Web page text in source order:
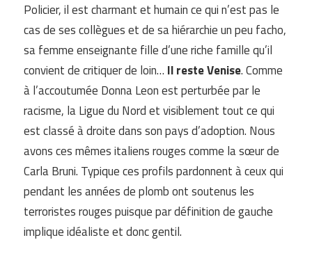
Policier, il est charmant et humain ce qui n’est pas le
cas de ses collègues et de sa hiérarchie un peu facho,
sa femme enseignante fille d’une riche famille qu’il
convient de critiquer de loin… Il reste Venise. Comme
à l’accoutumée Donna Leon est perturbée par le
racisme, la Ligue du Nord et visiblement tout ce qui
est classé à droite dans son pays d’adoption. Nous
avons ces mêmes italiens rouges comme la sœur de
Carla Bruni. Typique ces profils pardonnent à ceux qui
pendant les années de plomb ont soutenus les
terroristes rouges puisque par définition de gauche
implique idéaliste et donc gentil.